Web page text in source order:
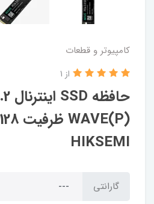
کامپیوتر و قطعات
HIKSEMI
از 1
گارانتی